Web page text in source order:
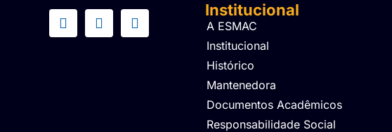
Institucional
A ESMAC
Institucional
Histórico
Mantenedora
Documentos Acadêmicos
Responsabilidade Social